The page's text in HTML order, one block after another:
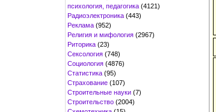
психология, педагогика (4121)
Радиоэлектроника (443)
Реклама (952)
Религия и мифология (2967)
Риторика (23)
Сексология (748)
Социология (4876)
Статистика (95)
Страхование (107)
Строительные науки (7)
Строительство (2004)